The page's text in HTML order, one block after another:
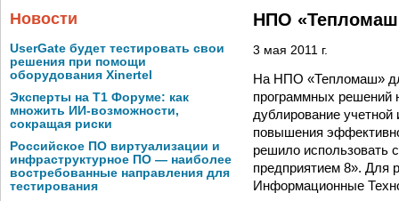
Новости
UserGate будет тестировать свои
решения при помощи
оборудования Xinertel
Эксперты на Т1 Форуме: как
множить ИИ-возможности,
сокращая риски
Российское ПО виртуализации и
инфраструктурное ПО — наиболее
востребованные направления для
тестирования
НПО
3 мая 2011 г.
На НПО «Тепломаш»
программных решений
дублирование
повышения
решило использовать
предприятием 8». Для
Информационные